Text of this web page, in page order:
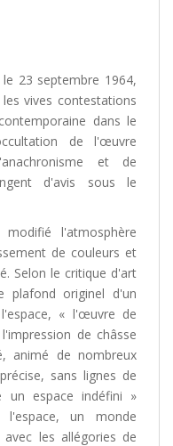
23 septembre 1964,
vives contestations
dans le
de l'œuvre
et de
d'avis sous le
l'atmosphère
de couleurs et
Selon le critique d'art
plafond originel d'un
« l'œuvre de
de châsse
animé de nombreux
sans lignes de
un espace indéfini »
un monde
les allégories de